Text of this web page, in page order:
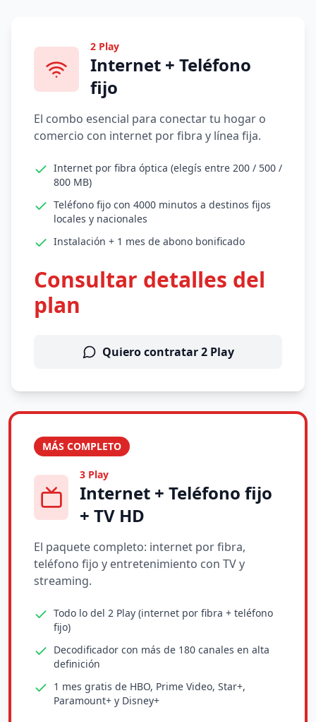
2 Play
Internet + Teléfono
fijo
El combo esencial para conectar tu hogar o
comercio con internet por fibra y línea fija.
Internet por fibra óptica (elegís entre 200 / 500 /
800 MB)
Teléfono fijo con 4000 minutos a destinos fijos
locales y nacionales
Instalación + 1 mes de abono bonificado
Consultar detalles del
plan
Quiero contratar 2 Play
MÁS COMPLETO
3 Play
Internet + Teléfono fijo
+ TV HD
El paquete completo: internet por fibra,
teléfono fijo y entretenimiento con TV y
streaming.
Todo lo del 2 Play (internet por fibra + teléfono
fijo)
Decodificador con más de 180 canales en alta
definición
1 mes gratis de HBO, Prime Video, Star+,
Paramount+ y Disney+